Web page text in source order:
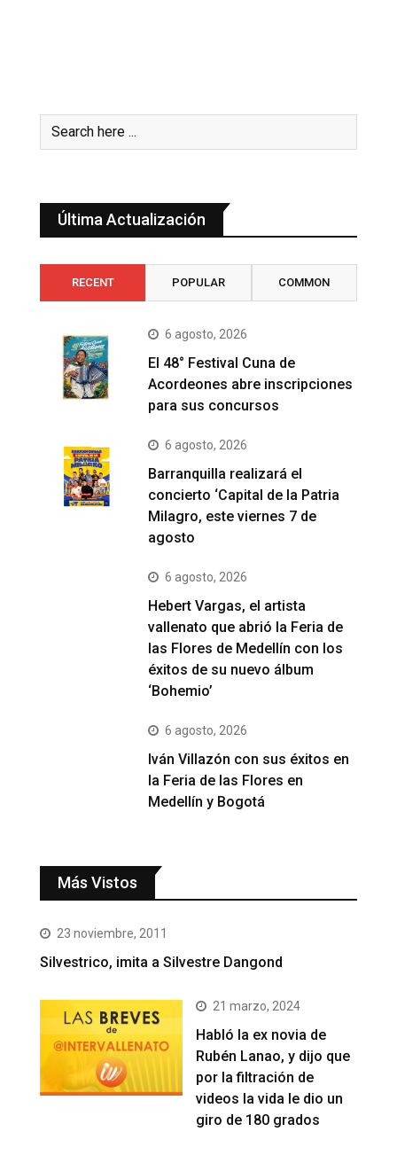
Última Actualización
RECENT POPULAR COMMON
6 agosto, 2026
El 48° Festival Cuna de
Acordeones abre inscripciones
para sus concursos
6 agosto, 2026
Barranquilla realizará el
concierto ‘Capital de la Patria
Milagro, este viernes 7 de
agosto
6 agosto, 2026
Hebert Vargas, el artista
vallenato que abrió la Feria de
las Flores de Medellín con los
éxitos de su nuevo álbum
‘Bohemio’
6 agosto, 2026
Iván Villazón con sus éxitos en
la Feria de las Flores en
Medellín y Bogotá
Más Vistos
23 noviembre, 2011
Silvestrico, imita a Silvestre Dangond
21 marzo, 2024
Habló la ex novia de
Rubén Lanao, y dijo que
por la filtración de
videos la vida le dio un
giro de 180 grados